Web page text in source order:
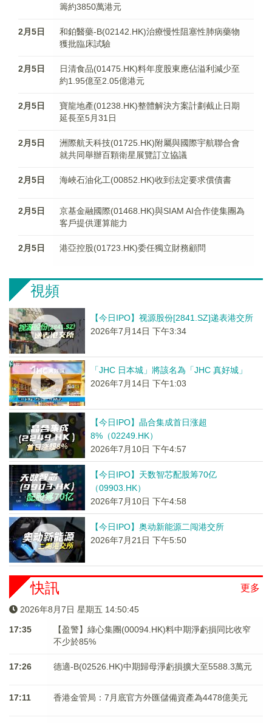
籌約3850萬港元
2月5日
和鉑醫藥-B(02142.HK)治療慢性阻塞性肺病藥物
獲批臨床試驗
2月5日
日清食品(01475.HK)料年度股東應佔溢利減少至
約1.95億至2.05億港元
2月5日
寶龍地產(01238.HK)整體解決方案計劃截止日期
延長至5月31日
2月5日
洲際航天科技(01725.HK)附屬與國際宇航聯合會
就共同舉辦百顆衛星展覽訂立協議
2月5日 海峽石油化工(00852.HK)收到法定要求償債書
2月5日
京基金融國際(01468.HK)與SIAM AI合作使集團為
客戶提供運算能力
2月5日 港亞控股(01723.HK)委任獨立財務顧問
視頻
【今日IPO】视源股份[2841.SZ]递表港交所
2026年7月14日 下午3:34
「JHC 日本城」將該名為「JHC 真好城」
2026年7月14日 下午1:03
【今日IPO】晶合集成首日涨超
8%（02249.HK）
2026年7月10日 下午4:57
【今日IPO】天数智芯配股筹70亿
（09903.HK）
2026年7月10日 下午4:58
【今日IPO】奥动新能源二闯港交所
2026年7月21日 下午5:50
更多
快訊
2026年8月7日 星期五 14:50:45
17:35
【盈警】綠心集團(00094.HK)料中期淨虧損同比收窄
不少於85%
17:26 德適-B(02526.HK)中期歸母淨虧損擴大至5588.3萬元
17:11 香港金管局：7月底官方外匯儲備資產為4478億美元